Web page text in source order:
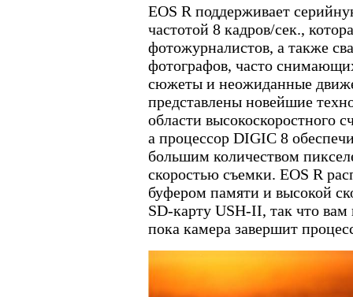
EOS R поддерживает
частотой 8 кадров/сек.,
фотожурналистов, а также
фотографов, часто
сюжеты и неожиданные
представлены новейшие
области высокоскоростного
а процессор DIGIC 8
большим количеством
скоростью съемки. EOS R
буфером памяти и высокой
SD-карту USH-II, так что вам
пока камера завершит